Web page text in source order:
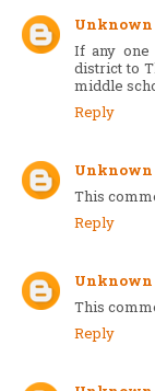
Unknown
If any one
district to
middle
Reply
Unknown
This
Reply
Unknown
This
Reply